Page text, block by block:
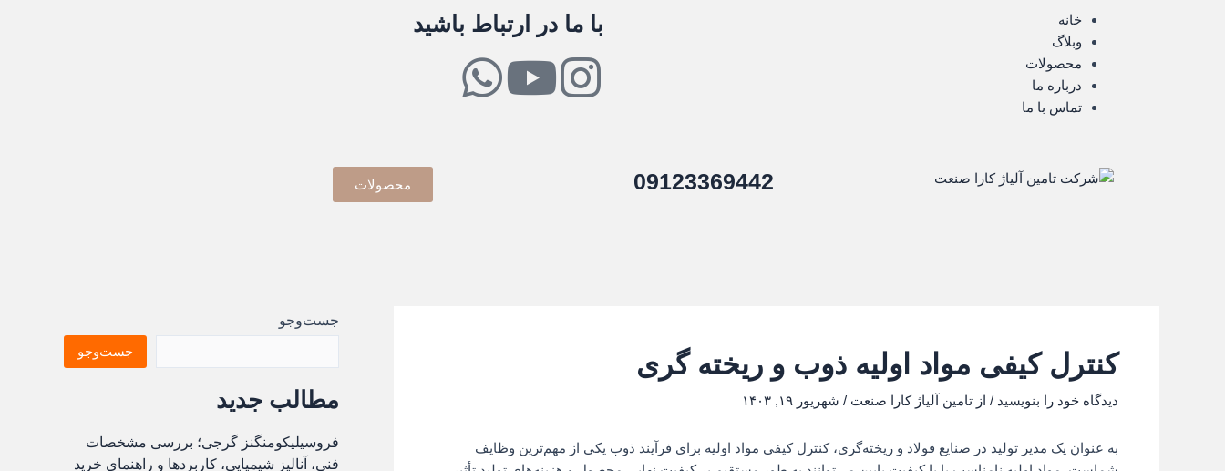
خانه
وبلاگ
محصولات
درباره ما
تماس با ما
با ما در ارتباط باشید
I
m
Y
W
09123369442 محصولات
کنترل کیفی مواد اولیه ذوب و ریخته گری
دیدگاه‌ خود را بنویسید / از تامین آلیاژ کارا صنعت / شهریور ۱۹, ۱۴۰۳
به عنوان یک مدیر تولید در صنایع فولاد و ریخته‌گری، کنترل کیفی مواد اولیه برای فرآیند ذوب یکی از مهم‌ترین وظایف
جست‌وجو
جست‌وجو
مطالب جدید
فروسیلیکومنگنز گرجی؛ بررسی مشخصات
فنی، آنالیز شیمیایی، کاربردها و راهنمای خرید